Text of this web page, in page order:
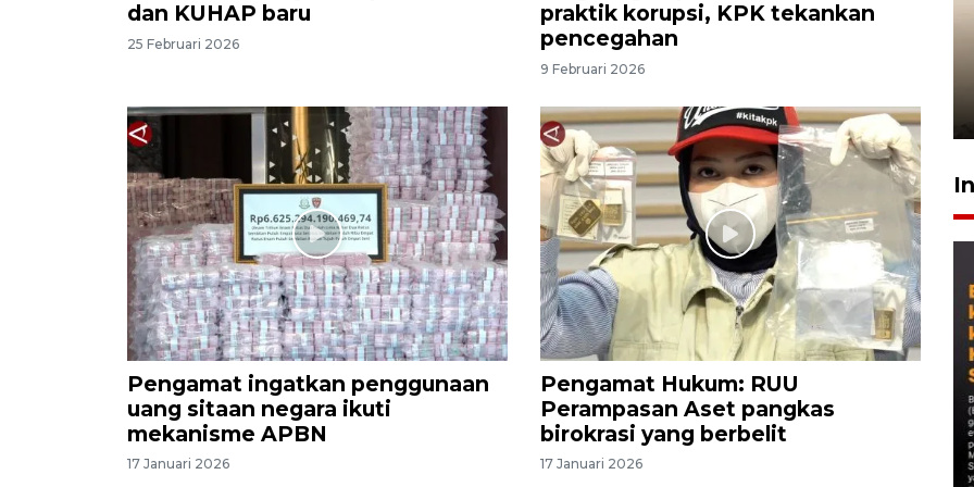
dan KUHAP baru
25 Februari 2026
praktik korupsi, KPK tekankan
pencegahan
9 Februari 2026
Pengamat ingatkan penggunaan
uang sitaan negara ikuti
mekanisme APBN
17 Januari 2026
Pengamat Hukum: RUU
Perampasan Aset pangkas
birokrasi yang berbelit
17 Januari 2026
Gabung Persebaya, striker
timnas Ramadhan Sananta
9 Juli 2026